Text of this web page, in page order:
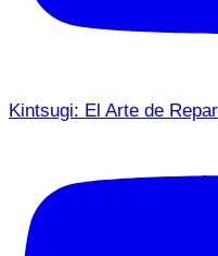
Kintsugi: El Arte de